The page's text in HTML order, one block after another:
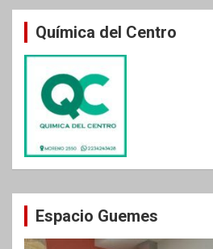
Química del Centro
Espacio Guemes